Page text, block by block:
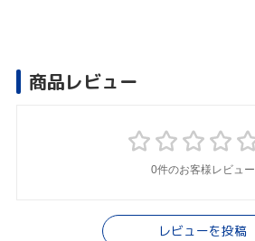
商品レビュー
0件のお客様レビュー
レビューを投稿